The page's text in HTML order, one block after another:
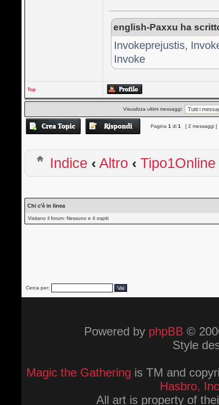
english-Paxxu ha
Invokeprejustis,
Invoke
Top
Visualizza ultimi messaggi:
Pagina1 di1 [ 2 messaggi ]
Indice ‹ Altro ‹ Tipo1Online
Chi c’è in linea
Visitano il forum: Nessuno e 4 ospiti
Cerca per:
Powered by phpBB ©
Style
Magic the Gathering is TM and
Hasbro,
All art is property of